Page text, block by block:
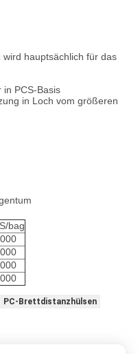
hauptsächlich für das
in PCS-Basis
in Loch vom größeren
bag
PC-Brettdistanzhülsen